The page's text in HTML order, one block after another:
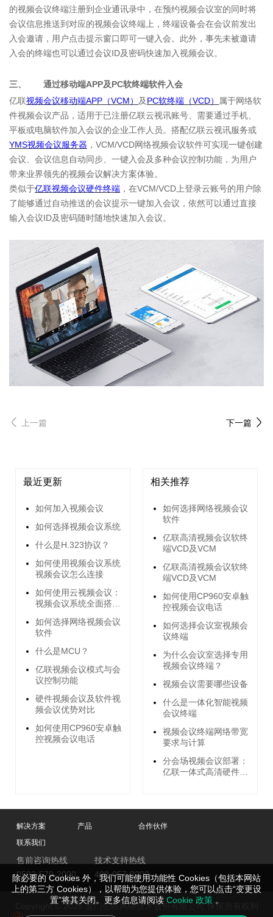
的视频会议终端注册到企业通讯录中，在预约视频会议室的同时将
会议信息推送到对应的视频会议终端上，终端设备会在会议前发出
入会邀请，用户点击提示窗口即可一键入会。此外，事先未被邀请
入会的终端也可以通过会议ID及密码快速加入视频会议。
三、 通过移动端APP及PC软终端软件入会
亿联视频会议移动端APP（VCM） 及PC软终端（VCD）
属于网络软
件视频会议产品，适用于已注册亿联云视讯账号、需要通过手机、
平板或电脑软件加入会议的企业工作人员。搭配亿联云视讯服务或
YMS视频会议服务器 ，VCM/VCD网络视频会议软件可实现一键创建
会议、会议信息自动同步、一键入会及多种会议控制功能，为用户
带来业界领先的视频会议解决方案体验。
类似于亿联视频会议硬件终端 ，在VCM/VCD上登录云账号的用户除
了能够通过自动推送的会议提示一键加入会议，依然可以通过直接
输入会议ID及密码随时随地快速加入会议。
上一篇 下一篇
最近更新
如何加入视频会议
如何选择视频会议系统
什么是H.323协议？
如何使用视频会议系统
视频会议怎么连接
如何使用云视频会议：
视频会议系统全面搭建
如何选择网络视频会议
软件
什么是MCU？
亿联视频会议模式与会
议控制功能
硬件视频会议及软件视
频会议优势对比
如何使用CP960安卓触
控视频会议电话
相关推荐
如何选择网络视频会议
软件
亿联高清视频会议软终
端VCD及VCM
亿联高清视频会议软终
端VCD及VCM
如何使用CP960安卓触
控视频会议电话
如何选择会议室视频会
议终端
为什么会议室选择专用
视频会议终端？
视频会议需要哪些设备
什么是一体化智能视频
会议终端
视频会议终端网络带宽
要求与计算
分会场视频会议部署：
亿联一体式高清硬件终
解决方案 产品
合作伙伴
联系我们
售前咨询热线
0592-570-2000
技术支持热线
400-057-0200
Copyright © 2026 厦门亿联网络技术股份有限公司 保留所有权利
除必要的 Cookies 外，我们可能使用功能性 Cookies（包括本网站
上的第三方 Cookies），以帮助为您提供体验，您可以点击“变更设
置”将其关闭。更多信息请阅读 Cookie 政策 。